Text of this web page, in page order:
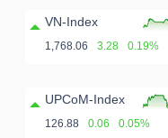
VN-Index
1,768.06 3.28 0.19%
UPCoM-Index
126.88 0.06 0.05%